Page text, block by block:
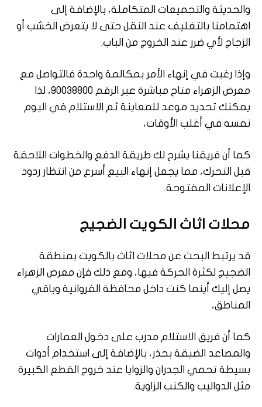
والحديثة والتجميعات المتكاملة، بالإضافة إلى
اهتمامنا بالتغليف عند النقل حتى لا يتعرض الخشب أو
الزجاج لأي ضرر عند الخروج من الباب.
وإذا رغبت في إنهاء الأمر بمكالمة واحدة فالتواصل مع
معرض الزهراء متاح مباشرة عبر الرقم 90038800، لذا
يمكنك تحديد موعد للمعاينة ثم الاستلام في اليوم
نفسه في أغلب الأوقات،
كما أن فريقنا يشرح لك طريقة الدفع والخطوات اللاحقة
قبل التحرك، مما يجعل إنهاء البيع أسرع من انتظار ردود
الإعلانات المفتوحة.
محلات اثاث الكويت الضجيج
قد يرتبط البحث عن محلات اثاث بالكويت بمنطقة
الضجيج لكثرة الحركة فيها، ومع ذلك فإن معرض الزهراء
يصل إليك أينما كنت داخل محافظة الفروانية وباقي
المناطق،
كما أن فريق الاستلام مدرب على دخول العمارات
والمصاعد الضيقة بحذر، بالإضافة إلى استخدام أدوات
بسيطة تحمي الجدران والزوايا عند خروج القطع الكبيرة
مثل الدواليب والكنب الزاوية.